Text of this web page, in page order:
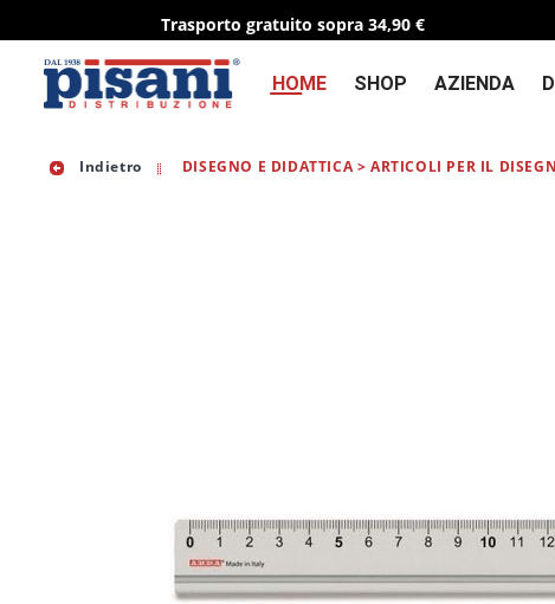
Trasporto gratuito sopra 34,90 €
HOME SHOP AZIENDA
Indietro DISEGNO E DIDATTICA > ARTICOLI PER IL